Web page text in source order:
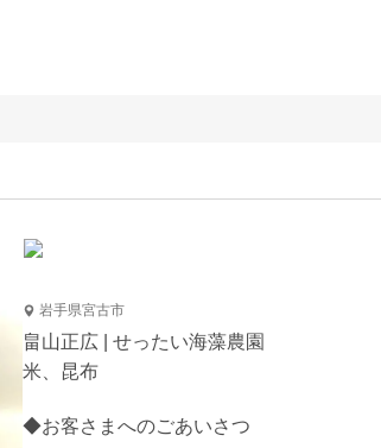
岩手県宮古市
畠山正広 | せったい海藻農園
米、昆布
◆お客さまへのごあいさつ